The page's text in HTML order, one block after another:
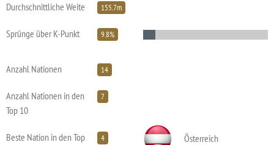
Durchschnittliche Weite 155.7m
Sprünge über K-Punkt 9.8%
Anzahl Nationen 14
Anzahl Nationen in den
Top 10
7
Beste Nation in den Top
4
Österreich